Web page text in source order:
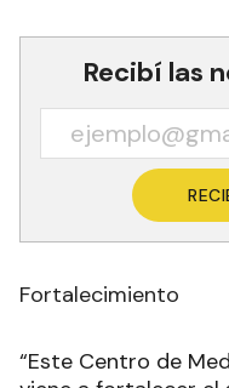
Recibí las
Fortalecimiento
“Este Centro de